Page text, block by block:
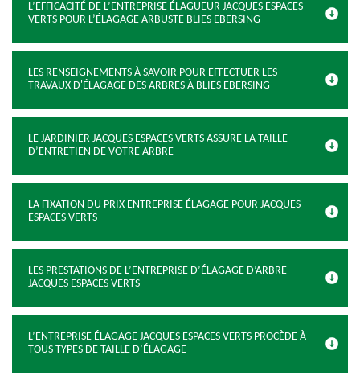
L’EFFICACITÉ DE L’ENTREPRISE ÉLAGUEUR JACQUES ESPACES
VERTS POUR L’ÉLAGAGE ARBUSTE BLIES EBERSING
LES RENSEIGNEMENTS À SAVOIR POUR EFFECTUER LES
TRAVAUX D'ÉLAGAGE DES ARBRES À BLIES EBERSING
LE JARDINIER JACQUES ESPACES VERTS ASSURE LA TAILLE
D’ENTRETIEN DE VOTRE ARBRE
LA FIXATION DU PRIX ENTREPRISE ÉLAGAGE POUR JACQUES
ESPACES VERTS
LES PRESTATIONS DE L’ENTREPRISE D’ÉLAGAGE D’ARBRE
JACQUES ESPACES VERTS
L’ENTREPRISE ÉLAGAGE JACQUES ESPACES VERTS PROCÈDE À
TOUS TYPES DE TAILLE D’ÉLAGAGE